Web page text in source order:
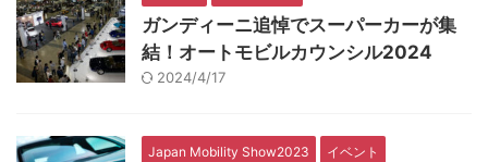
ガンディーニ追悼でスーパーカーが集
結！オートモビルカウンシル2024
2024/4/17
Japan Mobility Show2023 イベント